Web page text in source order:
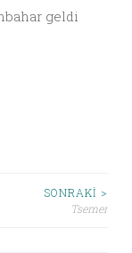
geldi
SONRAKI >
Tsemer